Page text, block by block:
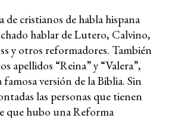
de cristianos de habla hispana
hablar de Lutero, Calvino,
y otros reformadores. También
apellidos “Reina” y “Valera”,
versión de la Biblia. Sin
las personas que tienen
que hubo una Reforma